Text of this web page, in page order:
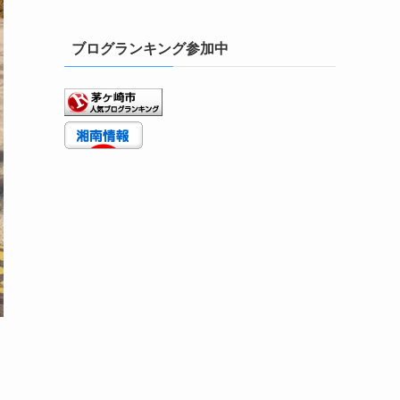
ブログランキング参加中